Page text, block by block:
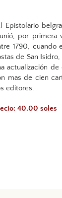
Epistolario
por primera
1790, cuando
de San
actualización
mas de cien
editores.
40.00 soles